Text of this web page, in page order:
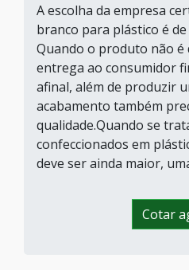
A escolha da empresa
branco para plástico é
Quando o produto não é
entrega ao consumidor
afinal, além de produzir
acabamento também
qualidade.Quando se
confeccionados em
deve ser ainda maior,
Cotar